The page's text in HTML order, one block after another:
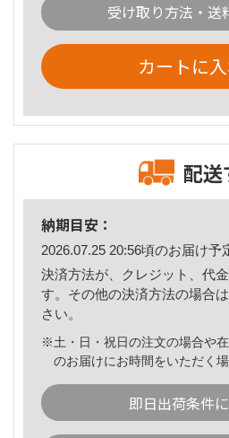
受け取り方法・送
カートに
配送
納期目安：
2026.07.25 20:56頃のお届け予
決済方法が、クレジット、代
す。その他の決済方法の場合は
さい。
※土・日・祝日の注文の場合や
のお届けにお時間をいただく
即日出荷条件